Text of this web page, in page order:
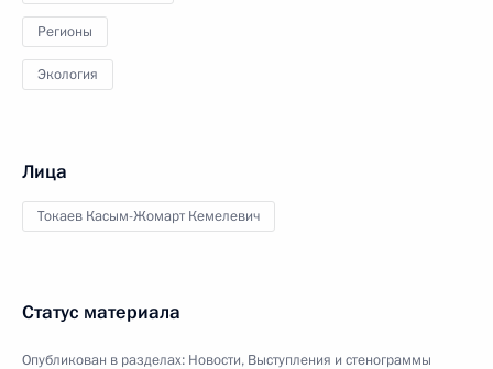
Регионы
Экология
Лица
Токаев Касым-Жомарт Кемелевич
Статус материала
Опубликован в разделах: Новости, Выступления и стенограммы